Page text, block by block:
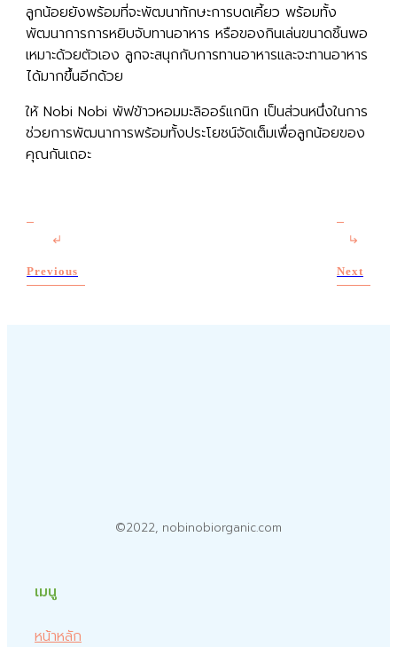
ลูกน้อยยังพร้อมที่จะพัฒนาทักษะการบดเคี้ยว พร้อมทั้ง
พัฒนาการการหยิบจับทานอาหาร หรือของกินเล่นขนาดชิ้นพอ
เหมาะด้วยตัวเอง ลูกจะสนุกกับการทานอาหารและจะทานอาหาร
ได้มากขึ้นอีกด้วย
ให้ Nobi Nobi พัฟข้าวหอมมะลิออร์แกนิก เป็นส่วนหนึ่งในการ
ช่วยการพัฒนาการพร้อมทั้งประโยชน์จัดเต็มเพื่อลูกน้อยของ
คุณกันเถอะ
Previous Next
©2022, nobinobiorganic.com
เมนู
หน้าหลัก